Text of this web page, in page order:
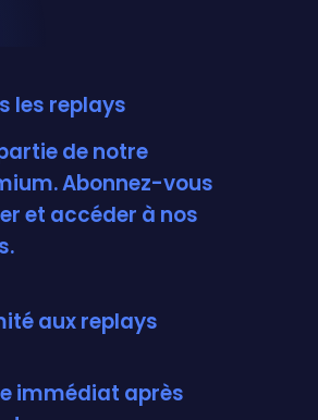
les replays
de notre
Abonnez-vous
et accéder à nos
aux replays
immédiat après